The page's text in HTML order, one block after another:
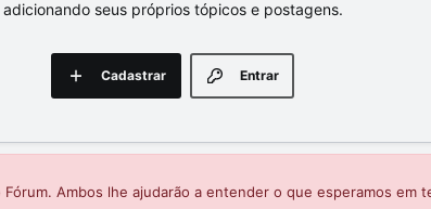
adicionando seus próprios tópicos e postagens.
Entrar
Cadastrar
Fórum. Ambos lhe ajudarão a entender o que esperamos em